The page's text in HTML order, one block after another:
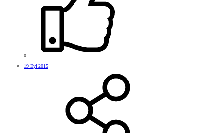
0
19 Eyl 2015